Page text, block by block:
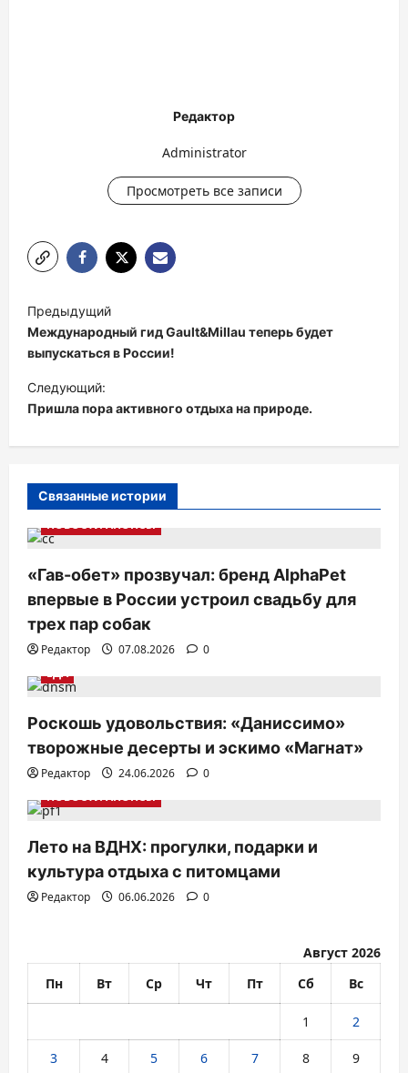
Редактор
Administrator
Просмотреть все записи
Н
а
в
и
г
а
я
о
з
а
и
с
я
м
Предыдущий
Международный гид Gault&Millau теперь будет
выпускаться в России!
Следующий:
Пришла пора активного отдыха на природе.
Связанные истории
НОВОСТИ АНОНСЫ
«Гав-обет» прозвучал: бренд AlphaPet
впервые в России устроил свадьбу для
трех пар собак
Редактор 07.08.2026
0
ЕДА
Роскошь удовольствия: «Даниссимо»
творожные десерты и эскимо «Магнат»
Редактор 24.06.2026
0
НОВОСТИ АНОНСЫ
Лето на ВДНХ: прогулки, подарки и
культура отдыха с питомцами
Редактор 06.06.2026 0
Август 2026
Пн
Вт Ср Чт Пт Сб Вс
1 2
3 4 5 6 7 8 9